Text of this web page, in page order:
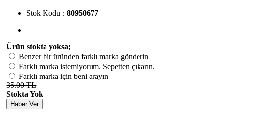
Stok Kodu : 80950677
Ürün stokta yoksa;
Benzer bir üründen farklı marka gönderin
Farklı marka istemiyorum. Sepetten çıkarın.
Farklı marka için beni arayın
35.00 TL
Stokta Yok
Haber Ver